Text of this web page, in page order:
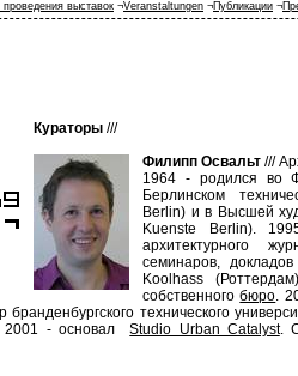
Кураторы ///
Филипп Освальт ///
1964 - родился во
Берлинском
Berlin) и в Высшей
Kuenste Berlin).
архитектурного
семинаров,
Koolhass
собственногобюро.
технического
2001 - основалStudio Urban Catalyst.
проведения выставок ¬Veranstaltungen ¬Публикации ¬